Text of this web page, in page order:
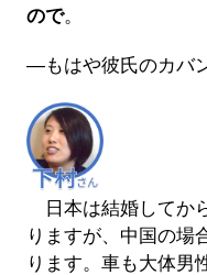
ので。
―もはや彼氏のカバ
日本は結婚してか
りますが、中国の場
ります。車も大体男